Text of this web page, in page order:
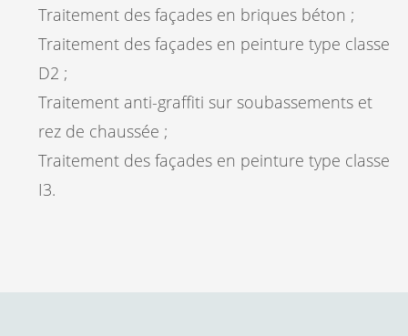
Traitement des façades en briques béton ;
Traitement des façades en peinture type classe
D2 ;
Traitement anti-graffiti sur soubassements et
rez de chaussée ;
Traitement des façades en peinture type classe
I3.